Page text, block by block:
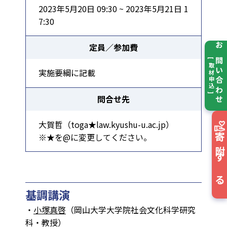
お問い合わせ
[ 取材申込 ]
寄附する
2023年5月20日 09:30 ~ 2023年5月21日 1
7:30
定員／参加費
実施要綱に記載
問合せ先
大賀哲（toga★law.kyushu-u.ac.jp）
※★を@に変更してください。
基調講演
・ 小塚真啓 （岡山大学大学院社会文化科学研究
科・教授）